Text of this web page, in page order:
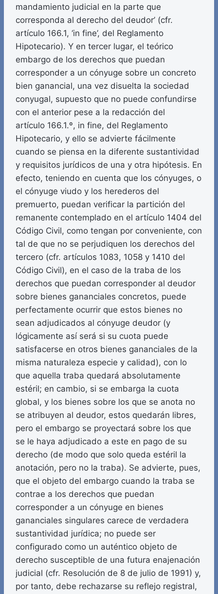
mandamiento judicial en la parte que
corresponda al derecho del deudor’ (cfr.
artículo 166.1, ‘in fine’, del Reglamento
Hipotecario). Y en tercer lugar, el teórico
embargo de los derechos que puedan
corresponder a un cónyuge sobre un concreto
bien ganancial, una vez disuelta la sociedad
conyugal, supuesto que no puede confundirse
con el anterior pese a la redacción del
artículo 166.1.º, in fine, del Reglamento
Hipotecario, y ello se advierte fácilmente
cuando se piensa en la diferente sustantividad
y requisitos jurídicos de una y otra hipótesis. En
efecto, teniendo en cuenta que los cónyuges, o
el cónyuge viudo y los herederos del
premuerto, puedan verificar la partición del
remanente contemplado en el artículo 1404 del
Código Civil, como tengan por conveniente, con
tal de que no se perjudiquen los derechos del
tercero (cfr. artículos 1083, 1058 y 1410 del
Código Civil), en el caso de la traba de los
derechos que puedan corresponder al deudor
sobre bienes gananciales concretos, puede
perfectamente ocurrir que estos bienes no
sean adjudicados al cónyuge deudor (y
lógicamente así será si su cuota puede
satisfacerse en otros bienes gananciales de la
misma naturaleza especie y calidad), con lo
que aquella traba quedará absolutamente
estéril; en cambio, si se embarga la cuota
global, y los bienes sobre los que se anota no
se atribuyen al deudor, estos quedarán libres,
pero el embargo se proyectará sobre los que
se le haya adjudicado a este en pago de su
derecho (de modo que solo queda estéril la
anotación, pero no la traba). Se advierte, pues,
que el objeto del embargo cuando la traba se
contrae a los derechos que puedan
corresponder a un cónyuge en bienes
gananciales singulares carece de verdadera
sustantividad jurídica; no puede ser
configurado como un auténtico objeto de
derecho susceptible de una futura enajenación
judicial (cfr. Resolución de 8 de julio de 1991) y,
por tanto, debe rechazarse su reflejo registral,